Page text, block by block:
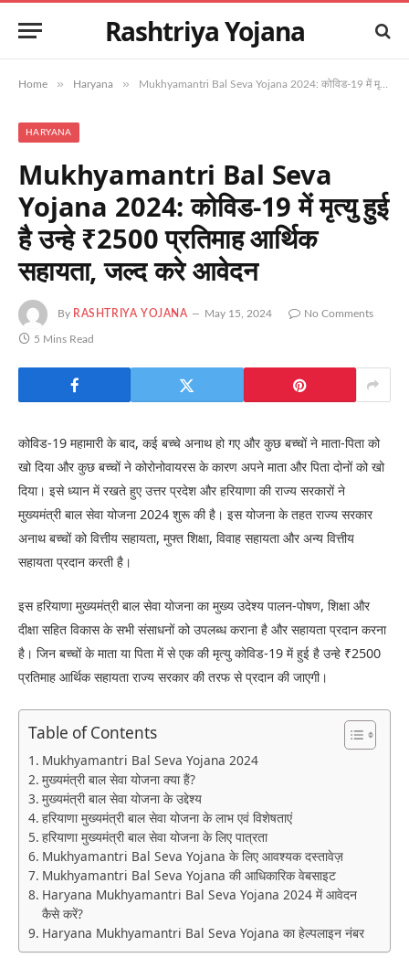
Rashtriya Yojana
Home » Haryana » Mukhyamantri Bal Seva Yojana 2024: कोविड-19 में मृत्यु हुई है उन्हे ₹2500 प्रतिमाह आर्थिक सहायता, जल्द करे आवेदन
HARYANA
Mukhyamantri Bal Seva
Yojana 2024: कोविड-19 में मृत्यु हुई
है उन्हे ₹2500 प्रतिमाह आर्थिक
सहायता, जल्द करे आवेदन
By RASHTRIYA YOJANA May 15, 2024 No Comments
5 Mins Read
कोविड-19 महामारी के बाद, कई बच्चे अनाथ हो गए और कुछ बच्चों ने माता-पिता को
खो दिया और कुछ बच्चों ने कोरोनोवायरस के कारण अपने माता और पिता दोनों को खो
दिया। इसे ध्यान में रखते हुए उत्तर प्रदेश और हरियाणा की राज्य सरकारों ने
मुख्यमंत्री बाल सेवा योजना 2024 शुरू की है। इस योजना के तहत राज्य सरकार
अनाथ बच्चों को वित्तीय सहायता, मुफ्त शिक्षा, विवाह सहायता और अन्य वित्तीय
सहायता प्रदान करती है।
इस हरियाणा मुख्यमंत्री बाल सेवा योजना का मुख्य उदेश्य पालन-पोषण, शिक्षा और
दीक्षा सहित विकास के सभी संसाधनों को उपलब्ध कराना है और सहायता प्रदान करना
है। जिन बच्चों के माता या पिता में से एक की मृत्यु कोविड-19 में हुई है उन्हे ₹2500
प्रतिमाह आर्थिक सहायता राज्य सरकार की तरफ से प्रदान की जाएगी।
Table of Contents
Mukhyamantri Bal Seva Yojana 2024
मुख्यमंत्री बाल सेवा योजना क्या हैं?
मुख्यमंत्री बाल सेवा योजना के उद्देश्य
हरियाणा मुख्यमंत्री बाल सेवा योजना के लाभ एवं विशेषताएं
हरियाणा मुख्यमंत्री बाल सेवा योजना के लिए पात्रता
Mukhyamantri Bal Seva Yojana के लिए आवश्यक दस्तावेज़
Mukhyamantri Bal Seva Yojana की आधिकारिक वेबसाइट
Haryana Mukhyamantri Bal Seva Yojana 2024 में आवेदन
कैसे करें?
Haryana Mukhyamantri Bal Seva Yojana का हेल्पलाइन नंबर